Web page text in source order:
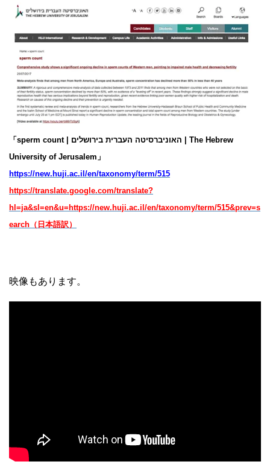
「sperm count | האוניברסיטה העברית בירושלים | The Hebrew
University of Jerusalem」
https://new.huji.ac.il/en/taxonomy/term/515
https://translate.google.com/translate?
hl=ja&sl=en&u=https://new.huji.ac.il/en/taxonomy/term/515&prev=s
earch（日本語訳）
映像もあります。